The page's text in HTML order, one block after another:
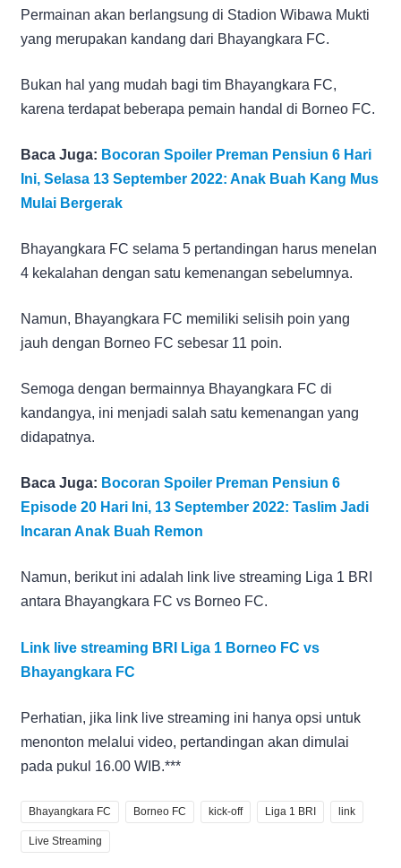
Permainan akan berlangsung di Stadion Wibawa Mukti
yang merupakan kandang dari Bhayangkara FC.
Bukan hal yang mudah bagi tim Bhayangkara FC,
karena terdapat beberapa pemain handal di Borneo FC.
Baca Juga: Bocoran Spoiler Preman Pensiun 6 Hari
Ini, Selasa 13 September 2022: Anak Buah Kang Mus
Mulai Bergerak
Bhayangkara FC selama 5 pertandingan harus menelan
4 kekalahan dengan satu kemenangan sebelumnya.
Namun, Bhayangkara FC memiliki selisih poin yang
jauh dengan Borneo FC sebesar 11 poin.
Semoga dengan bermainnya Bhayangkara FC di
kandangya, ini menjadi salah satu kemenangan yang
didapatnya.
Baca Juga: Bocoran Spoiler Preman Pensiun 6
Episode 20 Hari Ini, 13 September 2022: Taslim Jadi
Incaran Anak Buah Remon
Namun, berikut ini adalah link live streaming Liga 1 BRI
antara Bhayangkara FC vs Borneo FC.
Link live streaming BRI Liga 1 Borneo FC vs
Bhayangkara FC
Perhatian, jika link live streaming ini hanya opsi untuk
menonton melalui video, pertandingan akan dimulai
pada pukul 16.00 WIB.***
Bhayangkara FC Borneo FC kick-off Liga 1 BRI link
Live Streaming